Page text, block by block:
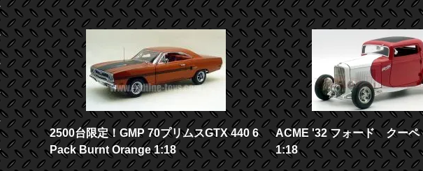
2500台限定！GMP 70プリムスGTX 440 6
Pack Burnt Orange 1:18
ACME '32 フォード クーペ
1:18